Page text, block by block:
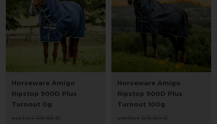
Horseware Amigo
Ripstop 900D Plus
Turnout 0g
vorher 119,95 €
Horseware Amigo
Ripstop 900D Plus
Turnout 100g
vorher 129,90 €